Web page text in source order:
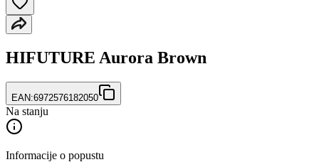
HIFUTURE Aurora Brown
EAN:6972576182050
Na stanju
Informacije o popustu